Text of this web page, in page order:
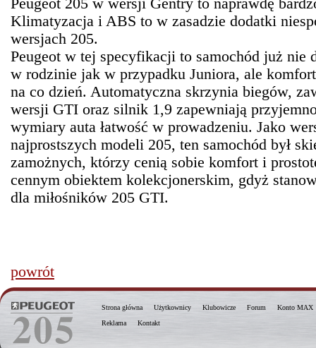
Peugeot 205 w wersji Gentry to naprawdę
Klimatyzacja i ABS to w zasadzie dodatki
wersjach 205.
Peugeot w tej specyfikacji to samochód już nie
w rodzinie jak w przypadku Juniora, ale
na co dzień. Automatyczna skrzynia biegów,
wersji GTI oraz silnik 1,9 zapewniają
wymiary auta łatwość w prowadzeniu. Jako
najprostszych modeli 205, ten samochód był
zamożnych, którzy cenią sobie komfort i
cennym obiektem kolekcjonerskim, gdyż
dla miłośników 205 GTI.
powrót
Strona główna Użytkownicy Klubowicze Forum
Konto MAX
Reklama
Kontakt